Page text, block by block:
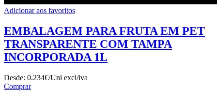
Adicionar aos favoritos
EMBALAGEM PARA FRUTA EM PET
TRANSPARENTE COM TAMPA
INCORPORADA 1L
Desde: 0.234€/Uni excl/iva
Comprar